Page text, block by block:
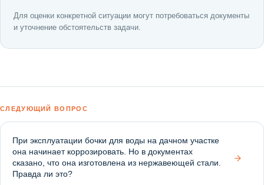
Для оценки конкретной ситуации могут потребоваться документы
и уточнение обстоятельств задачи.
СЛЕДУЮЩИЙ ВОПРОС
При эксплуатации бочки для воды на дачном участке
она начинает коррозировать. Но в документах
сказано, что она изготовлена из нержавеющей стали.
Правда ли это?
→